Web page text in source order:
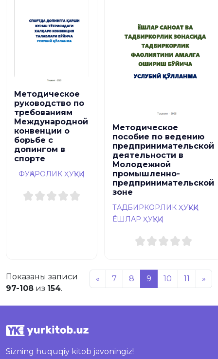
Методическое
руководство по
требованиям
Международной
конвенции о
борьбе с
допингом в
спорте
ФУҚАРОЛИК ҲУҚУҚИ
Методическое
пособие по ведению
предпринимательской
деятельности в
Молодежной
промышленно-
предпринимательской
зоне
ТАДБИРКОРЛИК ҲУҚУҚИ
ЁШЛАР ҲУҚУҚИ
Показаны записи
97-108 из 154.
« 7 8 9 10 11 »
Sizning huquqiy kitob javoningiz!